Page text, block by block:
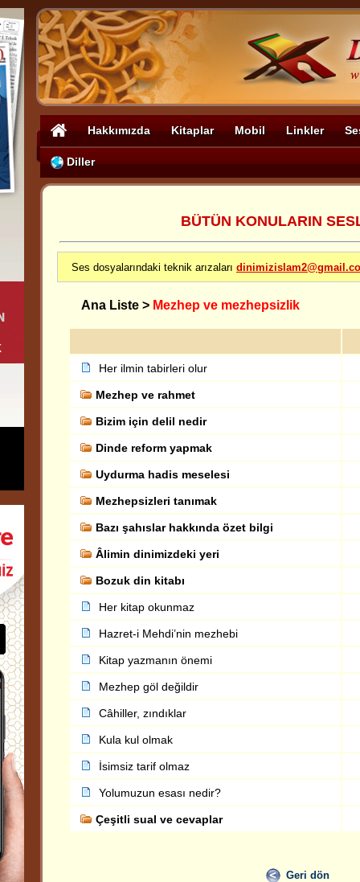
Hakkımızda Kitaplar Mobil Linkler
Diller
BÜTÜN KONULARIN
Ses dosyalarındaki teknik arızaları
Ana Liste > Mezhep ve mezhepsizlik
Her ilmin tabirleri olur
Mezhep ve rahmet
Bizim için delil nedir
Dinde reform yapmak
Uydurma hadis meselesi
Mezhepsizleri tanımak
Bazı şahıslar hakkında özet bilgi
Âlimin dinimizdeki yeri
Bozuk din kitabı
Her kitap okunmaz
Hazret-i Mehdi’nin mezhebi
Kitap yazmanın önemi
Mezhep göl değildir
Câhiller, zındıklar
Kula kul olmak
İsimsiz tarif olmaz
Yolumuzun esası nedir?
Çeşitli sual ve cevaplar
Geri dön